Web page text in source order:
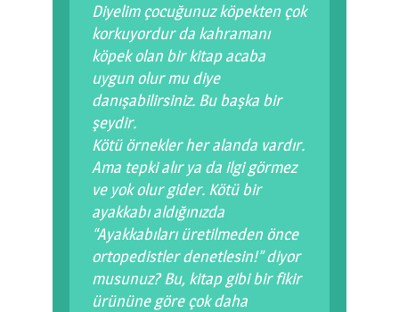
Diyelim çocuğunuz köpekten çok
korkuyordur da kahramanı
köpek olan bir kitap acaba
uygun olur mu diye
danışabilirsiniz. Bu başka bir
şeydir.
Kötü örnekler her alanda vardır.
Ama tepki alır ya da ilgi görmez
ve yok olur gider. Kötü bir
ayakkabı aldığınızda
“Ayakkabıları üretilmeden önce
ortopedistler denetlesin!” diyor
musunuz? Bu, kitap gibi bir fikir
ürününe göre çok daha